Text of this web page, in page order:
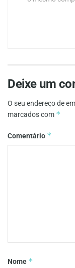
Deixe um
O seu endereço de
marcados com *
Comentário *
Nome *